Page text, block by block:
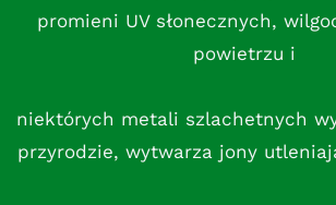
promieni UV słonecznych,
powietrzu i
niektórych metali szlachetnych
przyrodzie, wytwarza jony